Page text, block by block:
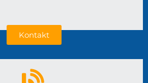
Kontakt